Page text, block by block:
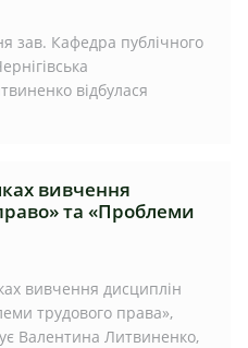
зав. Кафедра публічного
відбулася
вивчення
та «Проблеми
вивчення дисциплін
трудового права»,
Валентина Литвиненко,